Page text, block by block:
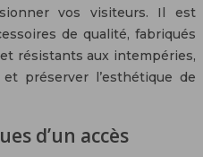
vos visiteurs. Il est
de qualité, fabriqués
résistants aux intempéries,
préserver l’esthétique de
d’un accès